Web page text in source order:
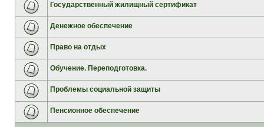
Государственный жилищный сертификат
Денежное обеспечение
Право на отдых
Обучение. Переподготовка.
Проблемы социальной защиты
Пенсионное обеспечение